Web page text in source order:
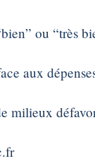
ou “très
aux
milieux